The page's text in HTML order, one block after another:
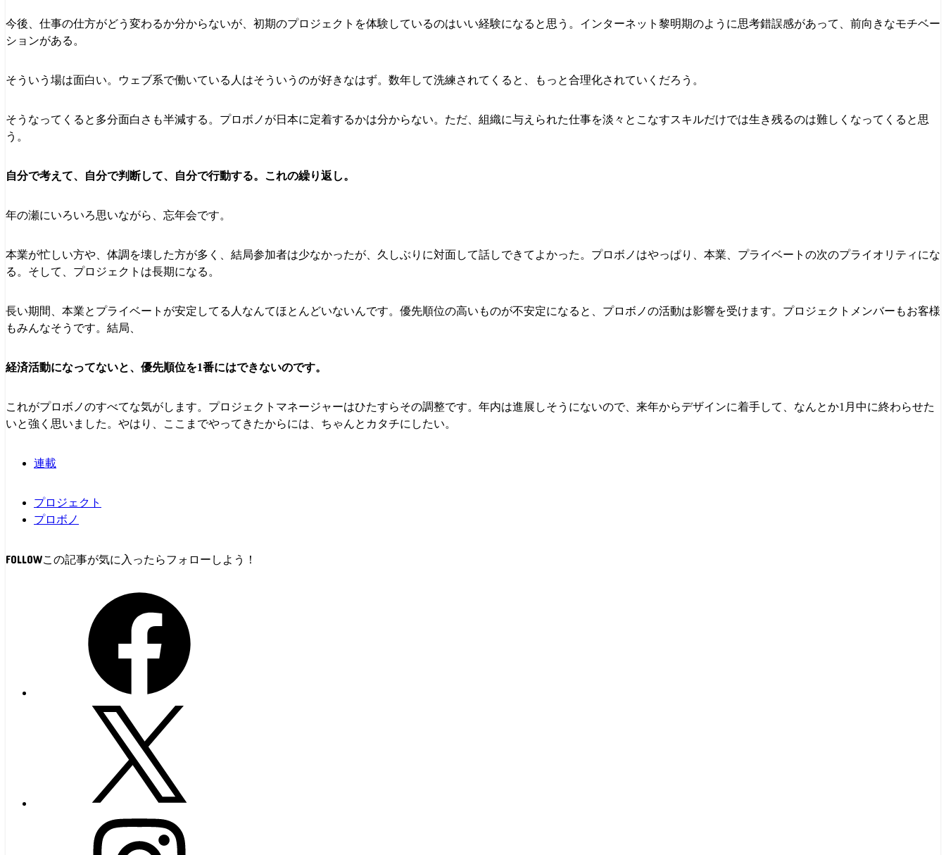
今後、仕事の仕方がどう変わるか分からないが、初期のプロジェクトを体験しているのはいい経験になると思う。インターネット黎明期のように思考錯誤感があって、前向きなモチベー
ションがある。
そういう場は面白い。ウェブ系で働いている人はそういうのが好きなはず。数年して洗練されてくると、もっと合理化されていくだろう。
そうなってくると多分面白さも半減する。プロボノが日本に定着するかは分からない。ただ、組織に与えられた仕事を淡々とこなすスキルだけでは生き残るのは難しくなってくると思
う。
自分で考えて、自分で判断して、自分で行動する。これの繰り返し。
年の瀬にいろいろ思いながら、忘年会です。
本業が忙しい方や、体調を壊した方が多く、結局参加者は少なかったが、久しぶりに対面して話しできてよかった。プロボノはやっぱり、本業、プライベートの次のプライオリティにな
る。そして、プロジェクトは長期になる。
長い期間、本業とプライベートが安定してる人なんてほとんどいないんです。優先順位の高いものが不安定になると、プロボノの活動は影響を受けます。プロジェクトメンバーもお客様
もみんなそうです。結局、
経済活動になってないと、優先順位を1番にはできないのです。
これがプロボノのすべてな気がします。プロジェクトマネージャーはひたすらその調整です。年内は進展しそうにないので、来年からデザインに着手して、なんとか1月中に終わらせた
いと強く思いました。やはり、ここまでやってきたからには、ちゃんとカタチにしたい。
連載
プロジェクト
プロボノ
FOLLOW